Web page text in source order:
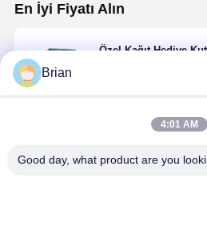
En İyi Fiyatı Alın
Özel Kağıt Hediye
Devam et
Brian
4:01 AM
Good day, what product are you